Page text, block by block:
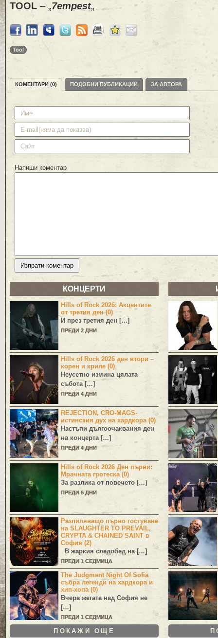
TOOL – „7empest„
Tool
КОМЕНТАРИ (0) ПОДОБНИ ПУБЛИКАЦИИ ЗА АВТОРА
Напиши коментар
КОНЦЕРТИ
Hills of Rock 2026: Акцентите
от третия ден (0)
И през третия ден […]
ПРЕДИ 2 ДНИ
Hills of Rock 2026 ден втори –
корен и криле (0)
Неусетно измина цялата
събота […]
ПРЕДИ 4 ДНИ
REJECTION, CRO-MAGS-
истинския дух на хардкора (0)
Настъпи дългоочаквания ден
на концерта […]
ПРЕДИ 4 ДНИ
Hills of Rock 2026 Ден първи:
Мрачната гротеска (0)
За разлика от повечето […]
ПРЕДИ 6 ДНИ
Разпиляващо първо гостуване
на SLAUGHTER TO PREVAIL,
CRYPTA & CHAINED SAINT в
София (2)
В жаркия следобед на […]
ПРЕДИ 1 СЕДМИЦА
The Judgment Night Of Sofia
събра легенди на хардкора и
хип-хопа (0)
Вчера жегата над София не
[…]
ПРЕДИ 1 СЕДМИЦА
ПОКАЖИ ОЩЕ